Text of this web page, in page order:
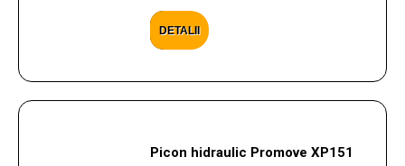
DETALII
Picon hidraulic Promove XP151